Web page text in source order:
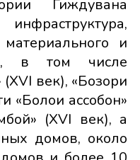
Гиждувана
и
в том числе
век), «Бозори
«Болои қассобон»
(XVI век), а
домов, около